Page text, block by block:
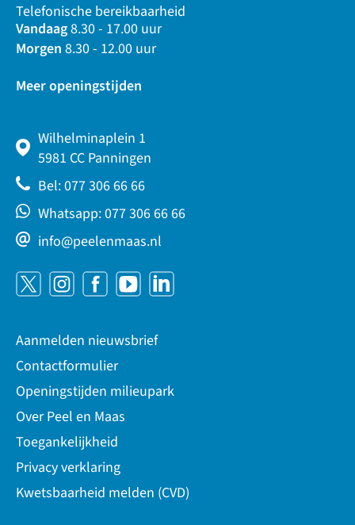
Telefonische bereikbaarheid
Vandaag8.30 - 17.00 uur
Morgen 8.30 - 12.00 uur
Meer openingstijden
Wilhelminaplein 1
5981 CC Panningen
Bel: 077 306 66 66
Whatsapp: 077 306 66 66
info@peelenmaas.nl
Aanmelden nieuwsbrief
Contactformulier
Openingstijden milieupark
Over Peel en Maas
Toegankelijkheid
Privacy verklaring
Kwetsbaarheid melden (CVD)